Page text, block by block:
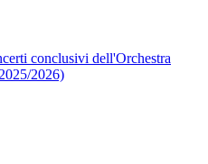
conclusivi dell'Orchestra
2026)